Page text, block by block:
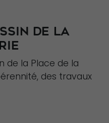
DE LA
de la Place de la
des travaux
dont le site
Web est